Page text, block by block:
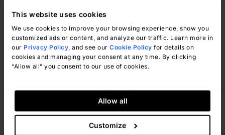
This website uses cookies
We use cookies to improve your browsing experience, show you
customized ads or content, and analyze our traffic. Learn more in
our Privacy Policy , and see our Cookie Policy for details on
cookies and managing your consent at any time. By clicking
“Allow all” you consent to our use of cookies.
Allow all
Customize
Kimberly Yánez marzo 19, 2025
Come verificare la garanzia dei
dispositivi Dell, HP, Lenovo, Fujitsu